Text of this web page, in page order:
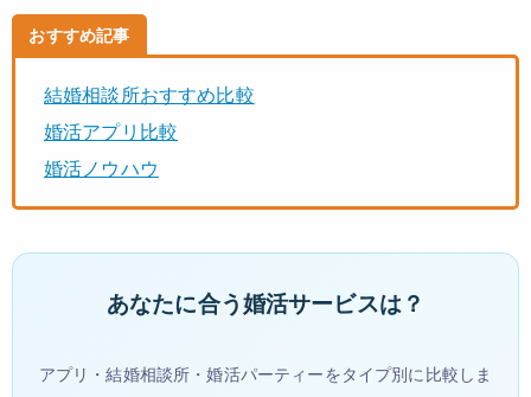
おすすめ記事
結婚相談所おすすめ比較
婚活アプリ比較
婚活ノウハウ
あなたに合う婚活サービスは？
アプリ・結婚相談所・婚活パーティーをタイプ別に比較しま